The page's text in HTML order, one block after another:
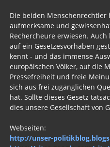
Die beiden Menschenrechtler
aufmerksame und
Rechercheure erwiesen.
auf ein Gesetzesvorhaben
kennt - und das immense
europäischen Völker, auf die
Pressefreiheit und freie
sich aus frei zugänglichen
hat. Sollte dieses Gesetz
dies unsere Gesellschaft von
Webseiten:
http://unser-